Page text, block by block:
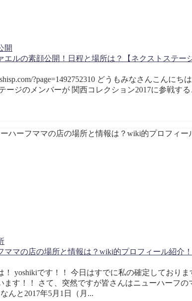
開
ルの素顔公開！日程と場所は？【ネクストステージ
?page=1492752310 どうもみなさんこんに
ージのメンバーが 関西コレクション2017に参戦す
ママの店の場所と情報は？wiki的プロフィール紹介
！ yoshikiです！！ 今日はすでに私の確定しており
ます！！ さて、突然ですが皆さんはニューハーフ
んと2017年5月1日（月...